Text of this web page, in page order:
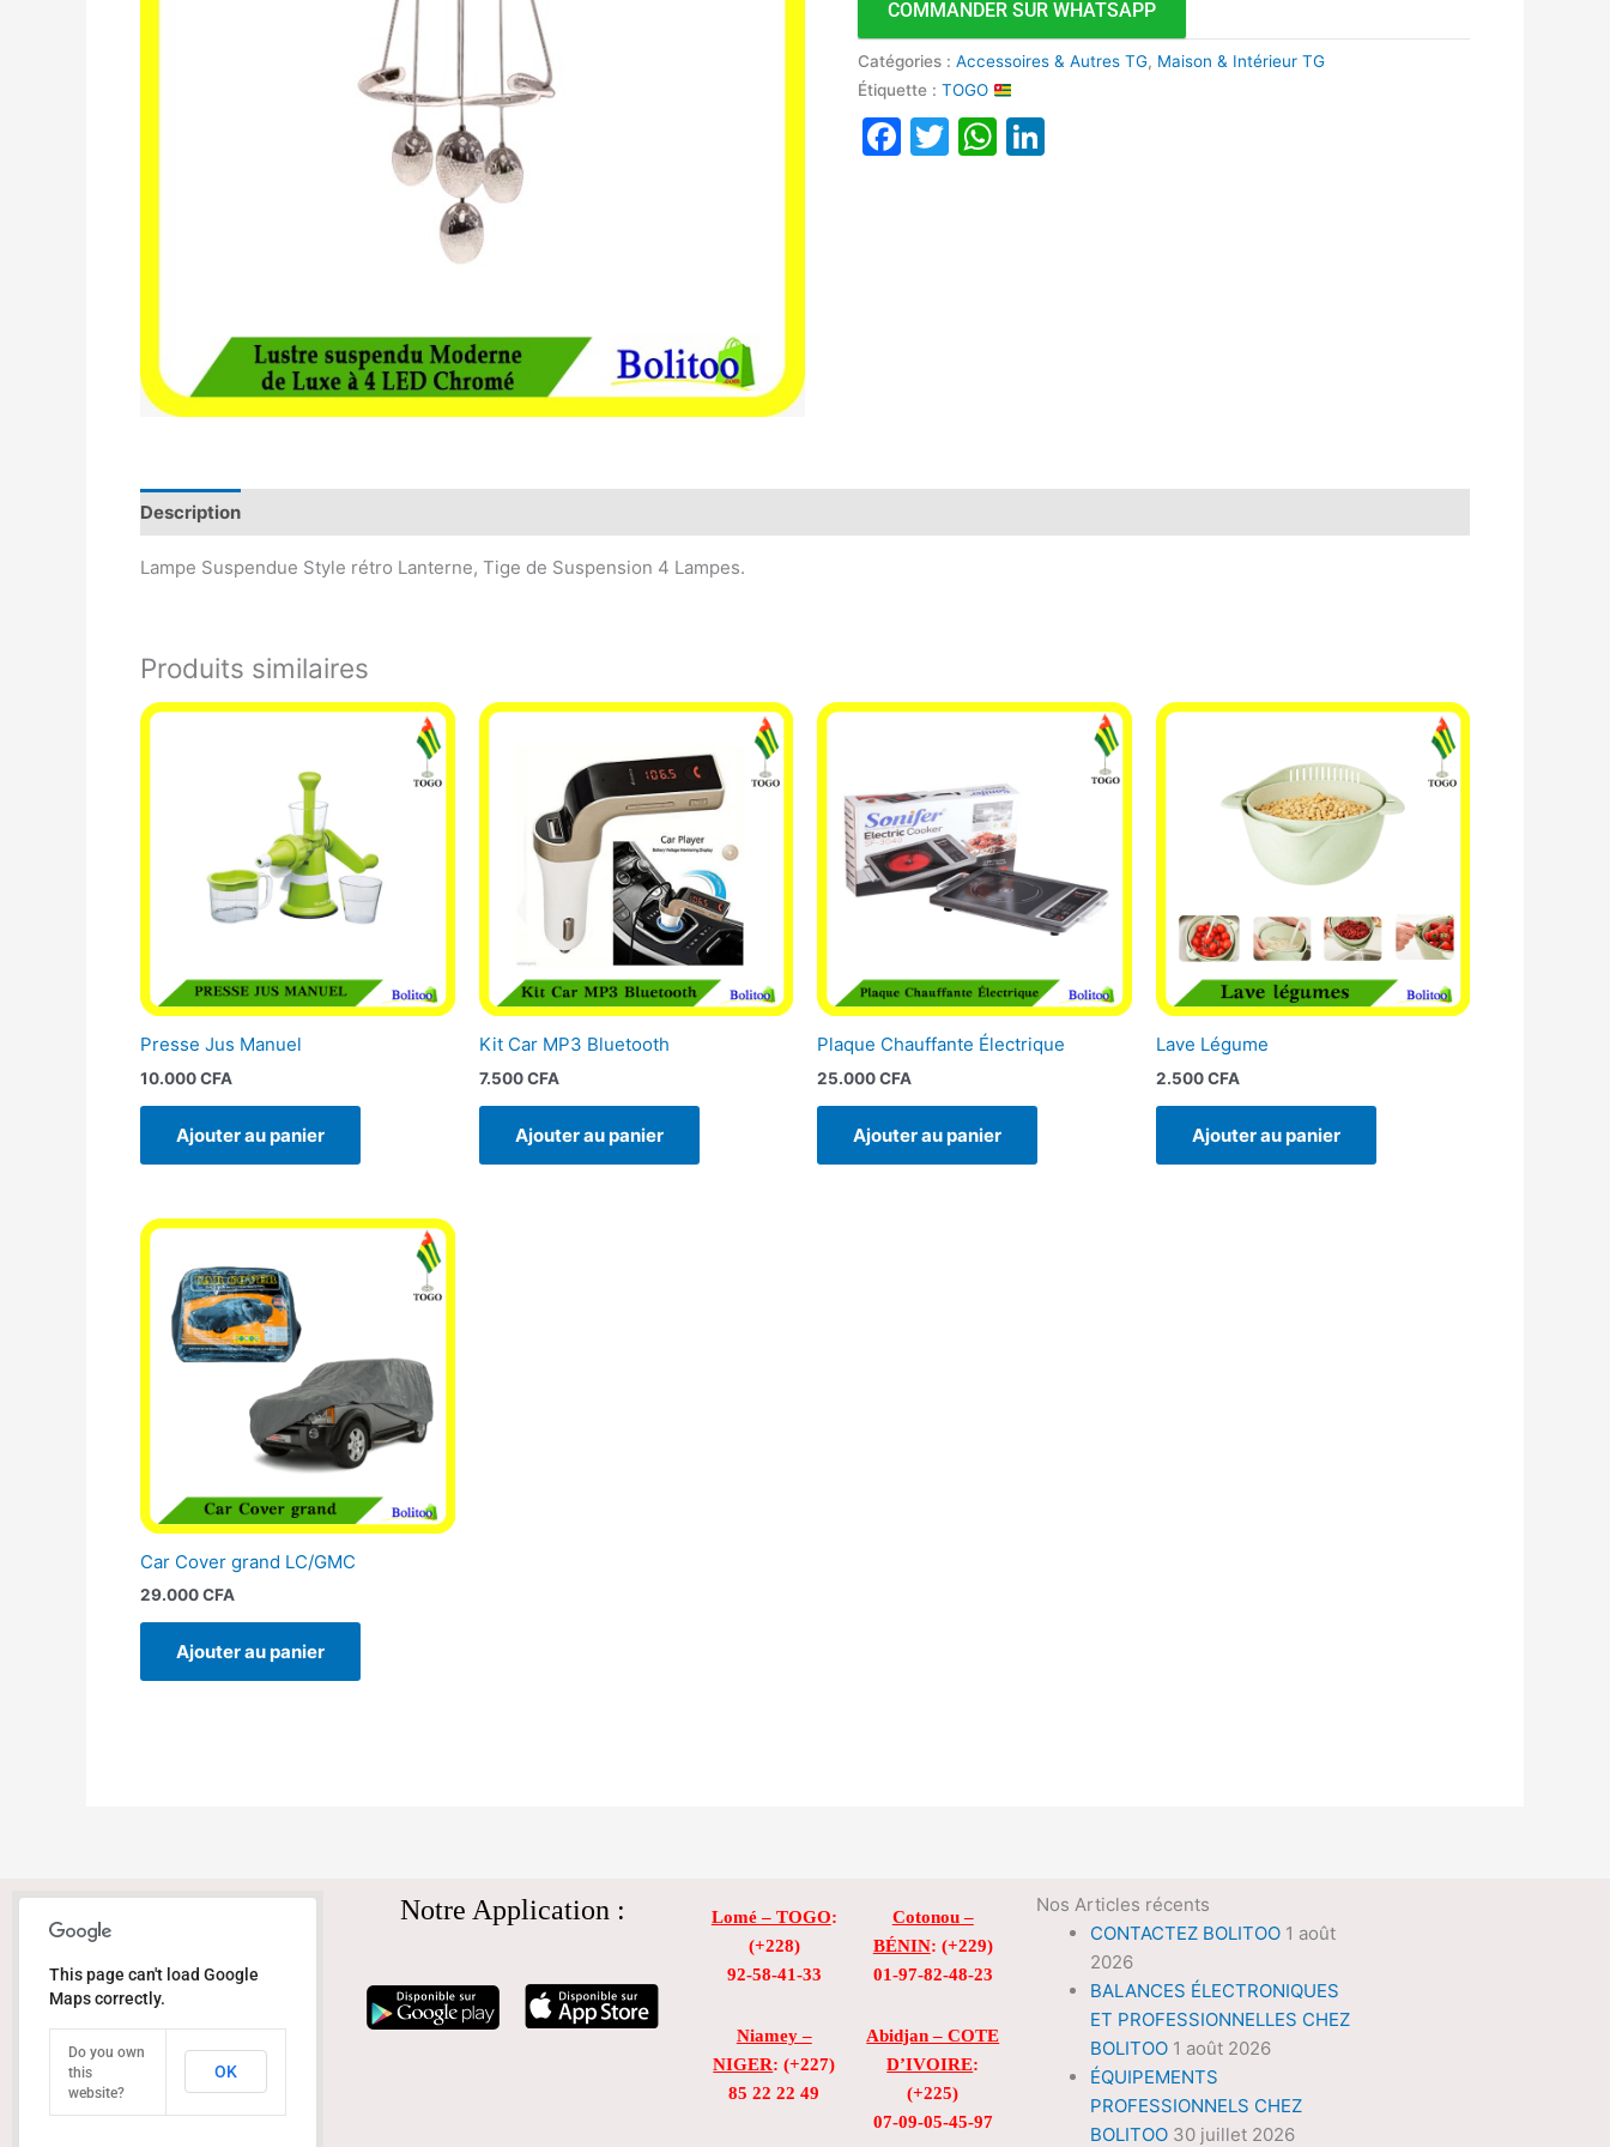
LED
Chromé
COMMANDER SUR WHATSAPP
Catégories :Accessoires & Autres TG, Maison & Intérieur TG
Étiquette :TOGO
Facebook
TwitterWhatsApp
Description
Lampe Suspendue Style rétro Lanterne, Tige de Suspension 4 Lampes.
Produits similaires
Presse Jus Manuel
10.000CFA
Ajouter au panier
Kit Car MP3 Bluetooth
7.500CFA
Ajouter au panier
Plaque Chauffante Électrique
25.000CFA
Ajouter au panier
Lave Légume
2.500CFA
Ajouter au panier
Car Cover grand LC/GMC
29.000CFA
Ajouter au panier
This page can't load Google
Maps correctly.
Do you own
this
website?
OK
Notre Application : Lomé – TOGO:
(+228)
92-58-41-33
Niamey –
NIGER: (+227)
85 22 22 49
Cotonou –
BÉNIN: (+229)
01-97-82-48-23
Abidjan – COTE
D’IVOIRE:
(+225)
07-09-05-45-97
Nos Articles récents
CONTACTEZ BOLITOO 1 août
2026
BALANCES ÉLECTRONIQUES
ET PROFESSIONNELLES CHEZ
BOLITOO 1 août 2026
ÉQUIPEMENTS
PROFESSIONNELS CHEZ
BOLITOO 30 juillet 2026